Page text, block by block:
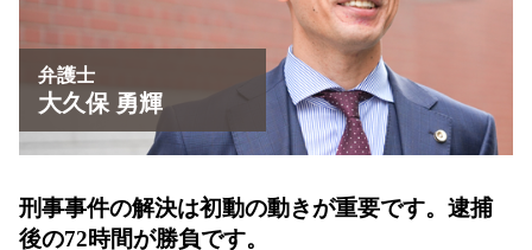
草津市 恐喝事件 相談
弁護士
大久保 勇輝
刑事事件の解決は初動の動きが重要です。 逮捕
後の72時間が勝負です。